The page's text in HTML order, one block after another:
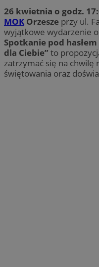
26 kwietnia o godz.
MOK Orzesze przy ul.
wyjątkowe wydarzenie
Spotkanie pod
dla Ciebie” to
zatrzymać się na chwilę
świętowania oraz